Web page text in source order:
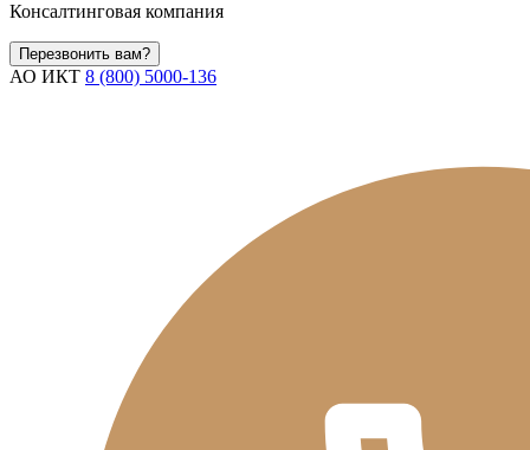
Консалтинговая компания
Перезвонить вам?
АО ИКТ 8 (800) 5000-136